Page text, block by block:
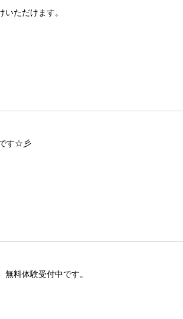
ただけます。
す☆彡
料体験受付中です。